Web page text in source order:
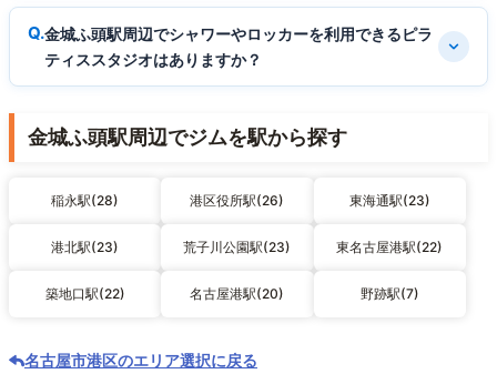
金城ふ頭駅周辺でシャワーやロッカーを利用できるピラ
ティススタジオはありますか？
金城ふ頭駅周辺でジムを駅から探す
稲永駅(28) 港区役所駅(26) 東海通駅(23)
港北駅(23) 荒子川公園駅(23) 東名古屋港駅(22)
築地口駅(22) 名古屋港駅(20) 野跡駅(7)
名古屋市港区のエリア選択に戻る